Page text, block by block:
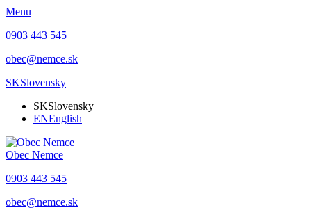
Menu
0903 443 545
obec@nemce.sk
SKSlovensky
SKSlovensky
ENEnglish
Obec Nemce
0903 443 545
obec@nemce.sk